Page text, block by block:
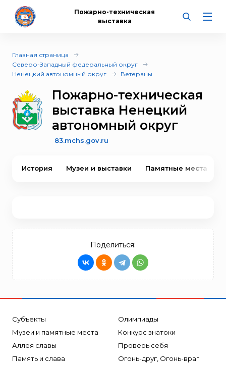
Пожарно-техническая
выставка
Главная страница
Северо-Западный федеральный округ
Ненецкий автономный округ
Ветераны
Пожарно-техническая
выставка Ненецкий
автономный округ
83.mchs.gov.ru
История Музеи и выставки Памятные места
Поделиться:
Субъекты
Музеи и памятные места
Аллея славы
Память и слава
Олимпиады
Конкурс знатоки
Проверь себя
Огонь-друг, Огонь-враг